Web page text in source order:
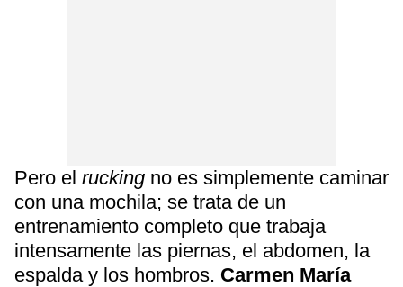
Pero el rucking no es simplemente caminar
con una mochila; se trata de un
entrenamiento completo que trabaja
intensamente las piernas, el abdomen, la
espalda y los hombros. Carmen María